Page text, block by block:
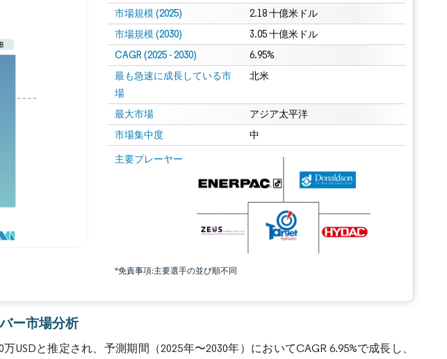
市場規模 (2025) 2.18 十億米ドル
市場規模 (2030) 3.05 十億米ドル
CAGR (2025 - 2030) 6.95%
最も急速に成長している市
場
北米
最大市場 アジア太平洋
市場集中度 中
主要プレーヤー
*免責事項:主要選手の並び順不同
ー市場分析
USDと推定され、予測期間（2025年〜2030年）においてCAGR 6.95%で成長し、